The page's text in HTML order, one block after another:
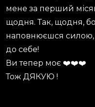
мене за перший
щодня. Так, щодня,
наповнюєшся
до себе!
Ви тепер моє ❤️❤️❤️
Тож ДЯКУЮ !